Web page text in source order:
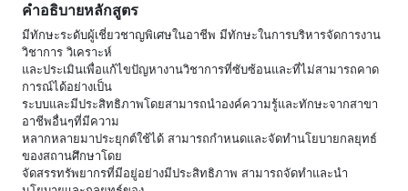
คำอธิบายหลักสูตร
มีทักษะระดับผู้เชี่ยวชาญพิเศษในอาชีพ มีทักษะในการบริหารจัดการงาน
วิชาการ วิเคราะห์
และประเมินเพื่อแก้ไขปัญหางานวิชาการที่ซับซ้อนและที่ไม่สามารถคาด
การณ์ได้อย่างเป็น
ระบบและมีประสิทธิภาพโดยสามารถนําองค์ความรู้และทักษะจากสาขา
อาชีพอื่นๆที่มีความ
หลากหลายมาประยุกต์ใช้ได้ สามารถกําหนดและจัดทํานโยบายกลยุทธ์
ของสถานศึกษาโดย
จัดสรรทรัพยากรที่มีอยู่อย่างมีประสิทธิภาพ สามารถจัดทําและนํา